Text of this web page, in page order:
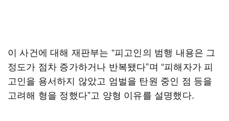
이 사건에 대해 재판부는 “피고인의 범행 내용은 그
정도가 점차 증가하거나 반복됐다”며 “피해자가 피
고인을 용서하지 않았고 엄벌을 탄원 중인 점 등을
고려해 형을 정했다”고 양형 이유를 설명했다.